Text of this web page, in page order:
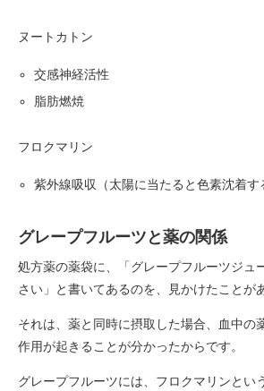
ヌートカトン
交感神経活性
脂肪燃焼
フロクマリン
紫外線吸収（太陽に当たると色素沈着す
グレープフルーツと薬の関係
処方薬の薬袋に、「グレープフルーツジュ
さい」と書いてあるのを、見かけたことが
それは、薬と同時に摂取した場合、血中の
作用が起きることが分かったからです。
グレープフルーツには、フロクマリンとい